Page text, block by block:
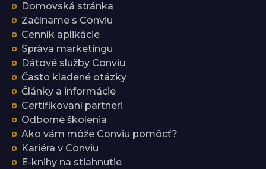
Domovská stránka
Začíname s Conviu
Cenník aplikácie
Správa marketingu
Dátové služby Conviu
Často kladené otázky
Články a informácie
Certifikovaní partneri
Odborné školenia
Ako vám môže Conviu pomôcť?
Kariéra v Conviu
E-knihy na stiahnutie